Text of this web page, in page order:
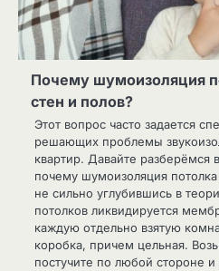
Почему шумоизоляция
стен и полов?
Этот вопрос часто задается
решающих проблемы
квартир. Давайте разберёмся
почему шумоизоляция
не сильно углубившись в
потолков ликвидируется
каждую отдельно взятую
коробка, причем цельная.
постучите по любой стороне